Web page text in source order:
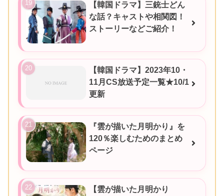
【韓国ドラマ】三銃士どん
な話？キャストや相関図！
ストーリーなどご紹介！
【韓国ドラマ】2023年10・
11月CS放送予定一覧★10/1
更新
『雲が描いた月明かり』を
120％楽しむためのまとめ
ページ
【雲が描いた月明かり